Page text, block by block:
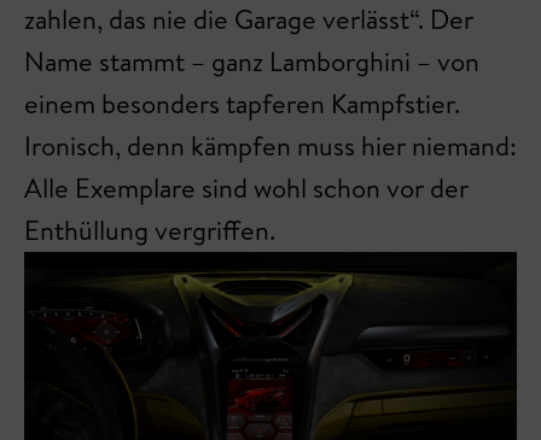
zahlen, das nie die Garage verlässt“. Der
Name stammt – ganz Lamborghini – von
einem besonders tapferen Kampfstier.
Ironisch, denn kämpfen muss hier niemand:
Alle Exemplare sind wohl schon vor der
Enthüllung vergriffen.